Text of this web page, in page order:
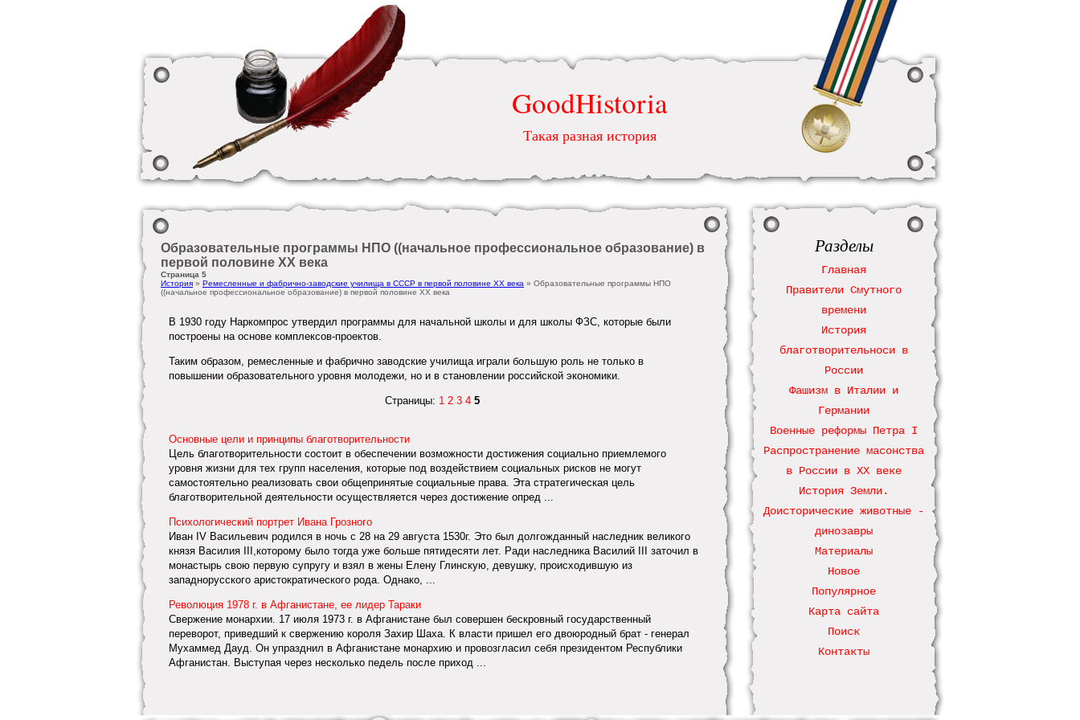
GoodHistoria
Такая разная история
Образовательные программы НПО ((начальное профессиональное образование) в
первой половине ХХ века
Страница 5
История » Ремесленные и фабрично-заводские училища в СССР в первой половине ХХ века » Образовательные программы НПО
((начальное профессиональное образование) в первой половине ХХ века
В 1930 году Наркомпрос утвердил программы для начальной школы и для школы ФЗС, которые были
построены на основе комплексов-проектов.
Таким образом, ремесленные и фабрично заводские училища играли большую роль не только в
повышении образовательного уровня молодежи, но и в становлении российской экономики.
Страницы: 1 2 3 4 5
Основные цели и принципы благотворительности
Цель благотворительности состоит в обеспечении возможности достижения социально приемлемого
уровня жизни для тех групп населения, которые под воздействием социальных рисков не могут
самостоятельно реализовать свои общепринятые социальные права. Эта стратегическая цель
благотворительной деятельности осуществляется через достижение опред ...
Психологический портрет Ивана Грозного
Иван IV Васильевич родился в ночь с 28 на 29 августа 1530г. Это был долгожданный наследник великого
князя Василия III,которому было тогда уже больше пятидесяти лет. Ради наследника Василий III заточил в
монастырь свою первую супругу и взял в жены Елену Глинскую, девушку, происходившую из
западнорусского аристократического рода. Однако, ...
Революция 1978 г. в Афганистане, ее лидер Тараки
Свержение монархии. 17 июля 1973 г. в Афганистане был совершен бескровный государственный
переворот, приведший к свержению короля Захир Шаха. К власти пришел его двоюродный брат - генерал
Мухаммед Дауд. Он упразднил в Афганистане монархию и провозгласил себя президентом Республики
Афганистан. Выступая через несколько педель после приход ...
Разделы
Главная
Правители Смутного
времени
История
благотворительноси в
России
Фашизм в Италии и
Германии
Военные реформы Петра І
Распространение масонства
в России в ХХ веке
История Земли.
Доисторические животные -
динозавры
Материалы
Новое
Популярное
Карта сайта
Поиск
Контакты